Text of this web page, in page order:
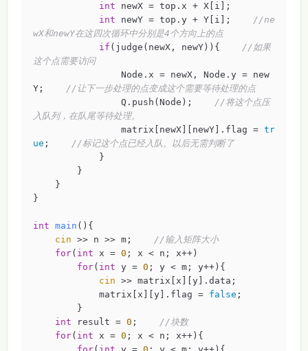
int newX = top.x + X[i];
int newY = top.y + Y[i]; //ne
wX和newY在这四次循环中分别是4个方向上的点
if (judge(newX, newY)){ //如果
这个点需要访问
Node.x = newX, Node.y = new
Y; //让下一步处理的点变成这个需要等待处理的点
Q.push(Node); //将这个点压
入队列，在队尾等待处理。
matrix[newX][newY].flag = tr
ue ; //标记这个点已经入队。以后无需判断了
}
}
}
}
int main () {
cin >> n >> m; //输入矩阵大小
for( int x = 0 ; x < n; x++)
for( int y = 0 ; y < m; y++){
cin >> matrix[x][y].data;
matrix[x][y].flag = false ;
}
int result = 0 ; //块数
for( int x = 0 ; x < n; x++){